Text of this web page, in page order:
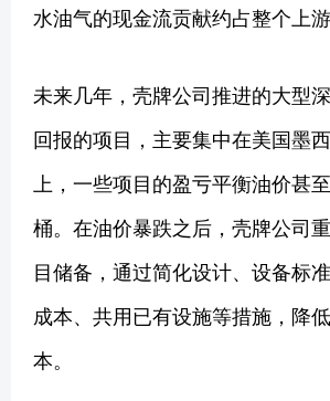
水油气的现金流贡献约占整个上游
未来几年，壳牌公司推进的大型
回报的项目，主要集中在美国墨
上，一些项目的盈亏平衡油价甚
桶。在油价暴跌之后，壳牌公司
目储备，通过简化设计、设备标
成本、共用已有设施等措施，降
本。